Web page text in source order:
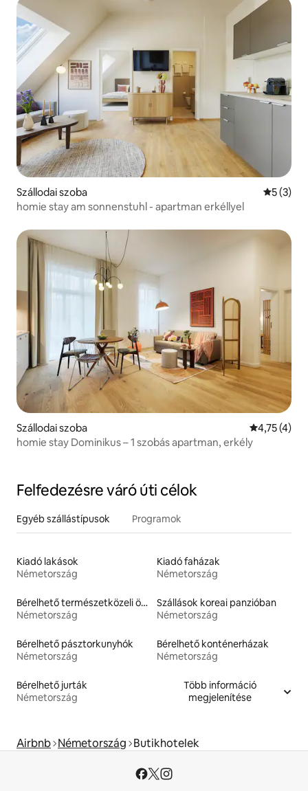
Szállodai szoba Átlagos
5 (3)
homie stay am sonnenstuhl - apartman erkéllyel
Szállodai szoba Átlagos
4,75 (4)
homie stay Dominikus – 1 szobás apartman, erkély
Felfedezésre váró úti célok
Egyéb szállástípusok Programok
Kiadó lakások
Németország
Kiadó faházak
Németország
Bérelhető természetközeli ökoszállások
Németország
Szállások koreai panzióban
Németország
Bérelhető pásztorkunyhók
Németország
Bérelhető konténerházak
Németország
Bérelhető jurták
Németország
Több információ
megjelenítése
Airbnb Németország Butikhotelek